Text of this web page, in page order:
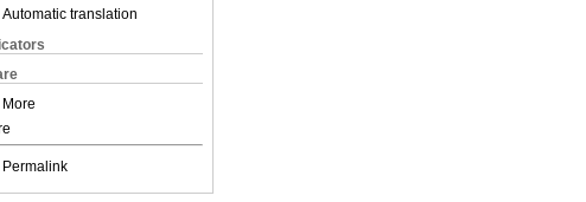
Automatic translation
More
Permalink